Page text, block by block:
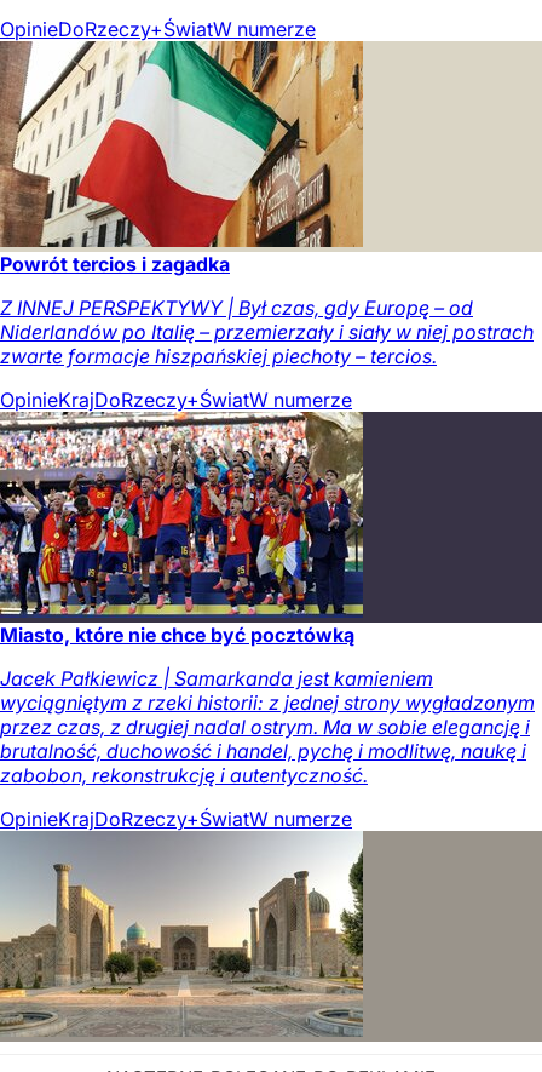
OpinieDoRzeczy+ŚwiatW numerze
Powrót tercios i zagadka
Z INNEJ PERSPEKTYWY | Był czas, gdy Europę – od
Niderlandów po Italię – przemierzały i siały w niej postrach
zwarte formacje hiszpańskiej piechoty – tercios.
OpinieKrajDoRzeczy+ŚwiatW numerze
Miasto, które nie chce być pocztówką
Jacek Pałkiewicz | Samarkanda jest kamieniem
wyciągniętym z rzeki historii: z jednej strony wygładzonym
przez czas, z drugiej nadal ostrym. Ma w sobie elegancję i
brutalność, duchowość i handel, pychę i modlitwę, naukę i
zabobon, rekonstrukcję i autentyczność.
OpinieKrajDoRzeczy+ŚwiatW numerze